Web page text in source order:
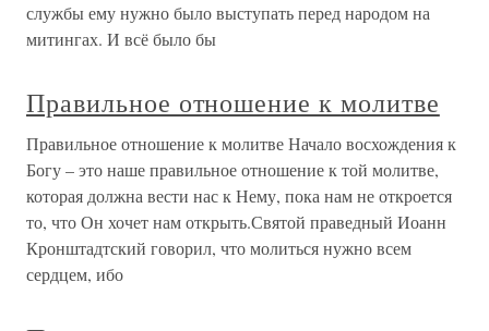
службы ему нужно было выступать перед народом на
митингах. И всё было бы
Правильное отношение к молитве
Правильное отношение к молитве Начало восхождения к
Богу – это наше правильное отношение к той молитве,
которая должна вести нас к Нему, пока нам не откроется
то, что Он хочет нам открыть.Святой праведный Иоанн
Кронштадтский говорил, что молиться нужно всем
сердцем, ибо